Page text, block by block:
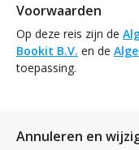
Voorwaarden
Op deze reis zijn de
Bookit B.V. en de
toepassing.
Annuleren en